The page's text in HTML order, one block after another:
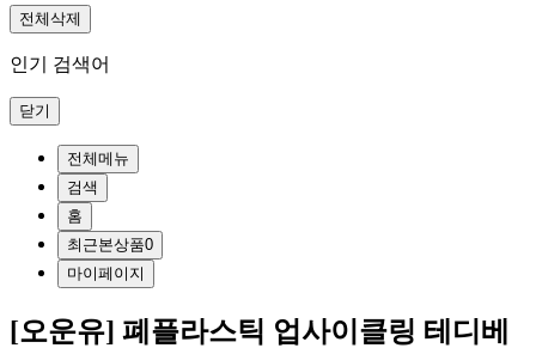
전체삭제
인기 검색어
닫기
전체메뉴
검색
홈
최근본상품0
마이페이지
[오운유] 폐플라스틱 업사이클링 테디베